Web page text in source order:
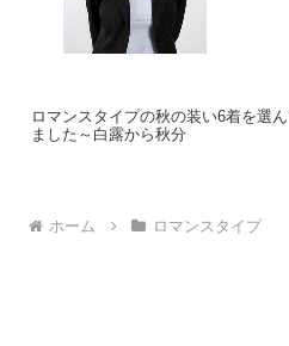
ロマンスタイプの秋の装い6着を選
ました～白露から秋分
ホーム ロマンスタイプ